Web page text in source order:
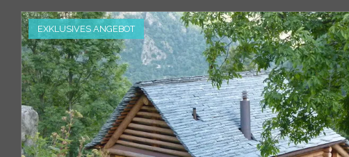
EXKLUSIVES ANGEBOT